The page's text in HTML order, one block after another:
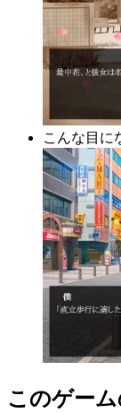
こんな目
このゲー